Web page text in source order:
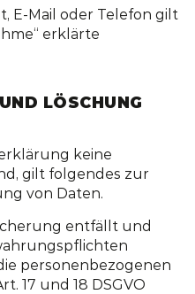
E-Mail oder Telefon gilt
erklärte
LÖSCHUNG
keine
gilt folgendes zur
von Daten.
entfällt und
personenbezogenen
17 und 18 DSGVO